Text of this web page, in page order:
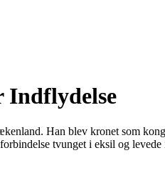
Indflydelse
Han blev kronet som
tvunget i eksil og